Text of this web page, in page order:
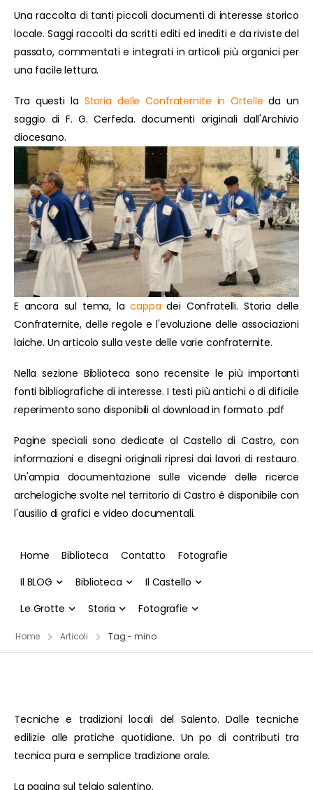
Una raccolta di tanti piccoli documenti di interesse storico
locale. Saggi raccolti da scritti editi ed inediti e da riviste del
passato, commentati e integrati in articoli più organici per
una facile lettura.
Tra questi la Storia delle Confraternite in Ortelle da un
saggio di F. G. Cerfeda. documenti originali dall'Archivio
diocesano.
E ancora sul tema, lacappa dei Confratelli. Storia delle
Confraternite, delle regole e l'evoluzione delle associazioni
laiche. Un articolo sulla veste delle varie confraternite.
Nella sezione Biblioteca sono recensite le più importanti
fonti bibliografiche di interesse. I testi più antichi o di dificile
reperimento sono disponibili al download in formato .pdf
Pagine speciali sono dedicate al Castello di Castro, con
informazioni e disegni originali ripresi dai lavori di restauro.
Un'ampia documentazione sulle vicende delle ricerce
archelogiche svolte nel territorio di Castro è disponibile con
l'ausilio di grafici e video documentali.
Home Biblioteca Contatto
Fotografie
Il BLOG
Biblioteca
Il Castello
Le Grotte
Storia Fotografie
Home Articoli Tag - mino
Tecniche e tradizioni locali del Salento. Dalle tecniche
edilizie alle pratiche quotidiane. Un po di contributi tra
tecnica pura e semplice tradizione orale.
La pagina sul telaio salentino.